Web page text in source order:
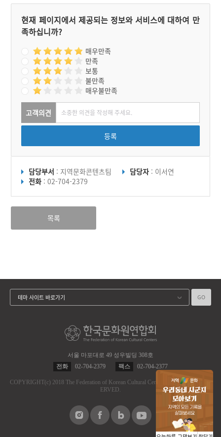
형극장으로 사용되고 있다.
이 공간은 2018년에 ‘농촌
빈집 및 유휴시설 활용 우수
사례 공모전’에서 ‘우수
변에 음식골목길 장항 6080
맛나로가 있어 푸짐하고 건
강한 한끼 식사를 즐길 수
있다.
나면 마당바위로 이동해 기
우제를 지내며, 제물은 소금
무지제와 다르지만 제의 순
현재 페이지에서 제공되는 정보와 서비스에 대하여 만
족하십니까?
매우만족
만족
보통
불만족
매우불만족
고객의견
등록
담당부서 : 지역문화콘텐츠팀 담당자 : 이서연
전화 : 02-704-2379
목록
서울 마포대로 49 성우빌딩 308호
전화
02-704-2379 팩스 02-704-2377
COPYRIGHT(c) 2018 The Federation of Korean Cultural Centers.
ALL RIGHT RES
ERVED.
테마 사이트 바로가기 GO